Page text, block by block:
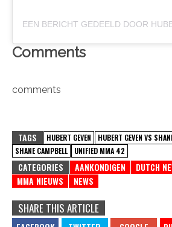
Comments
comments
TAGS HUBERT GEVEN
HUBERT GEVEN VS
SHANE CAMPBELL
UNIFIED MMA 42
CATEGORIES AANKONDIGEN DUTCH
MMA NIEUWS
NEWS
SHARE THIS ARTICLE